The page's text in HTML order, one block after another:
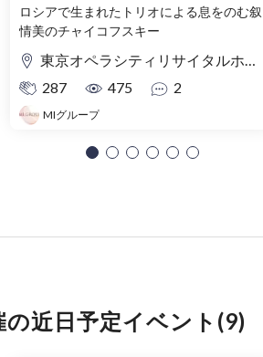
ロシアで生まれたトリオによる息をのむ叙
情美のチャイコフスキー
東京オペラシティリサイタルホール
287
475 2
MIグループ
の近日予定イベント(9)